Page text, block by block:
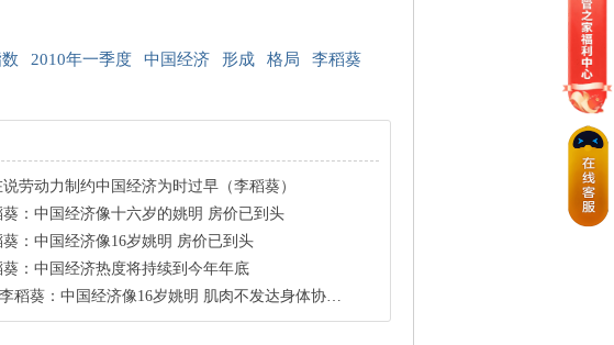
2010年一季度 中国经济 形成 格局 李稻葵
劳动力制约中国经济为时过早（李稻葵）
葵：中国经济像十六岁的姚明 房价已到头
葵：中国经济像16岁姚明 房价已到头
葵：中国经济热度将持续到今年年底
稻葵：中国经济像16岁姚明 肌肉不发达身体协调性差